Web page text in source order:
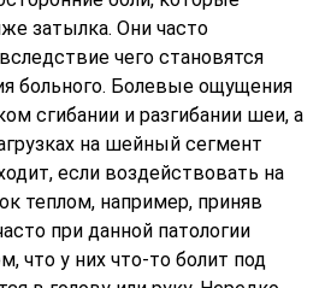
затылка. Они часто
чего становятся
больного. Болевые ощущения
сгибании и разгибании шеи, а
на шейный сегмент
если воздействовать на
теплом, например, приняв
при данной патологии
что у них что-то болит под